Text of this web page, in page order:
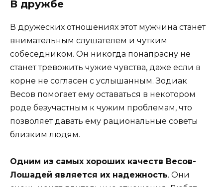
В дружбе
В дружеских отношениях этот мужчина станет
внимательным слушателем и чутким
собеседником. Он никогда понапрасну не
станет тревожить чужие чувства, даже если в
корне не согласен с услышанным. Зодиак
Весов помогает ему оставаться в некотором
роде безучастным к чужим проблемам, что
позволяет давать ему рациональные советы
близким людям.
Одним из самых хороших качеств Весов-
Лошадей является их надежность. Они